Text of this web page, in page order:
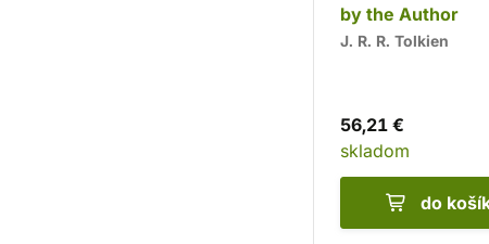
by the Author
J. R. R. Tolkien
56,21 €
skladom
do